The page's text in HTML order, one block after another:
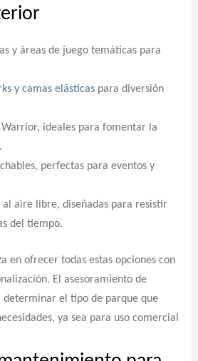
y áreas de juego temáticas para
y camas elásticaspara diversión
ideales para fomentar la
perfectas para eventos y
al aire libre, diseñadas para resistir
del tiempo.
en ofrecer todas estas opciones con
El asesoramiento de
determinar el tipo de parque que
ya sea para uso comercial